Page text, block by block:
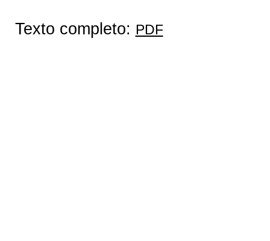
Texto completo: PDF